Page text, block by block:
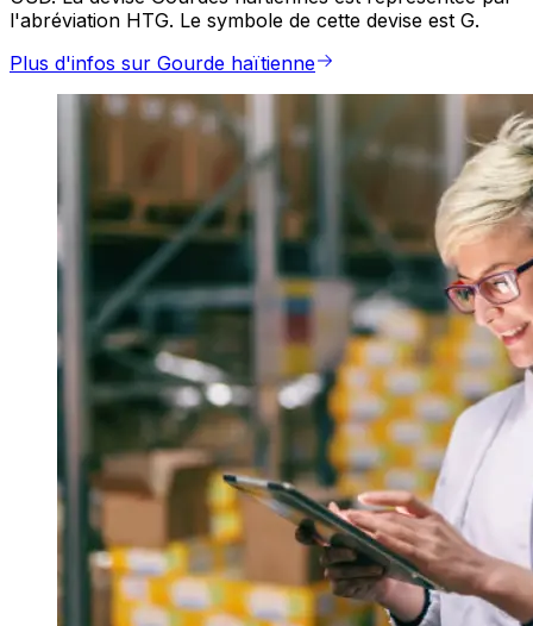
l'abréviation HTG. Le symbole de cette devise est G.
Plus d'infos sur Gourde haïtienne